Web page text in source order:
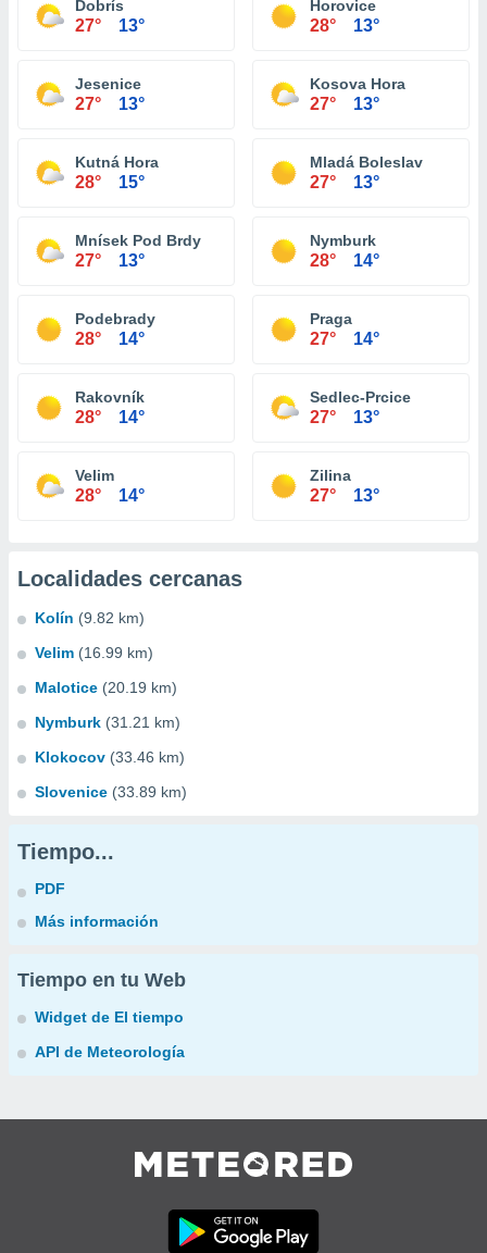
Dobrís
27° 13°
Horovice
28° 13°
Jesenice
27° 13°
Kosova Hora
27° 13°
Kutná Hora
28° 15°
Mladá Boleslav
27° 13°
Mnísek Pod Brdy
27° 13°
Nymburk
28° 14°
Podebrady
28° 14°
Praga
27° 14°
Rakovník
28° 14°
Sedlec-Prcice
27° 13°
Velim
28° 14°
Zilina
27° 13°
Localidades cercanas
Kolín (9.82 km)
Velim (16.99 km)
Malotice (20.19 km)
Nymburk (31.21 km)
Klokocov (33.46 km)
Slovenice (33.89 km)
Tiempo...
PDF
Más información
Tiempo en tu Web
Widget de El tiempo
API de Meteorología